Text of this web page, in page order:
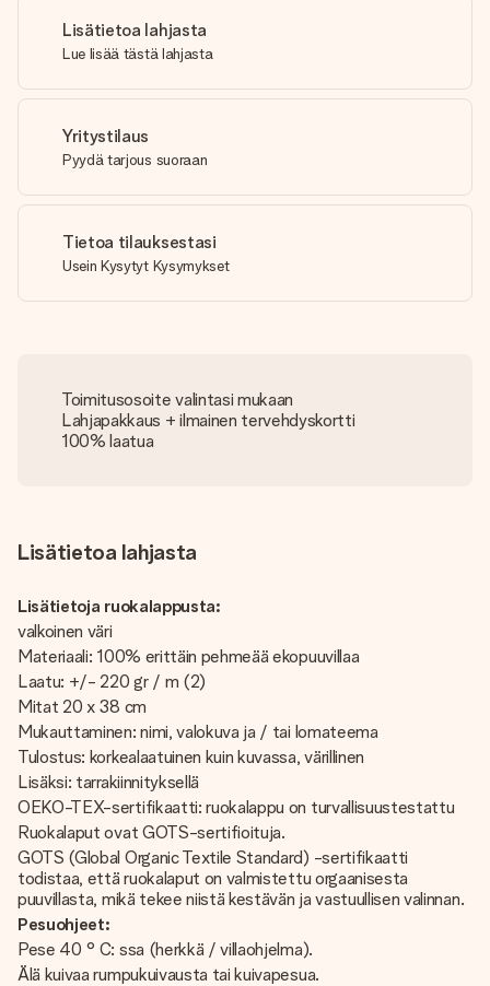
Lisätietoa lahjasta
Lue lisää tästä lahjasta
Yritystilaus
Pyydä tarjous suoraan
Tietoa tilauksestasi
Usein Kysytyt Kysymykset
Toimitusosoite valintasi mukaan
Lahjapakkaus + ilmainen tervehdyskortti
100% laatua
Lisätietoa lahjasta
Lisätietoja ruokalappusta:
valkoinen väri
Materiaali: 100% erittäin pehmeää ekopuuvillaa
Laatu: +/- 220 gr / m (2)
Mitat 20 x 38 cm
Mukauttaminen: nimi, valokuva ja / tai lomateema
Tulostus: korkealaatuinen kuin kuvassa, värillinen
Lisäksi: tarrakiinnityksellä
OEKO-TEX-sertifikaatti: ruokalappu on turvallisuustestattu
Ruokalaput ovat GOTS-sertifioituja.
GOTS (Global Organic Textile Standard) -sertifikaatti
todistaa, että ruokalaput on valmistettu orgaanisesta
puuvillasta, mikä tekee niistä kestävän ja vastuullisen valinnan.
Pesuohjeet:
Pese 40 ° C: ssa (herkkä / villaohjelma).
Älä kuivaa rumpukuivausta tai kuivapesua.